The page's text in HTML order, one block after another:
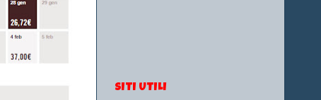
SITI UTILI